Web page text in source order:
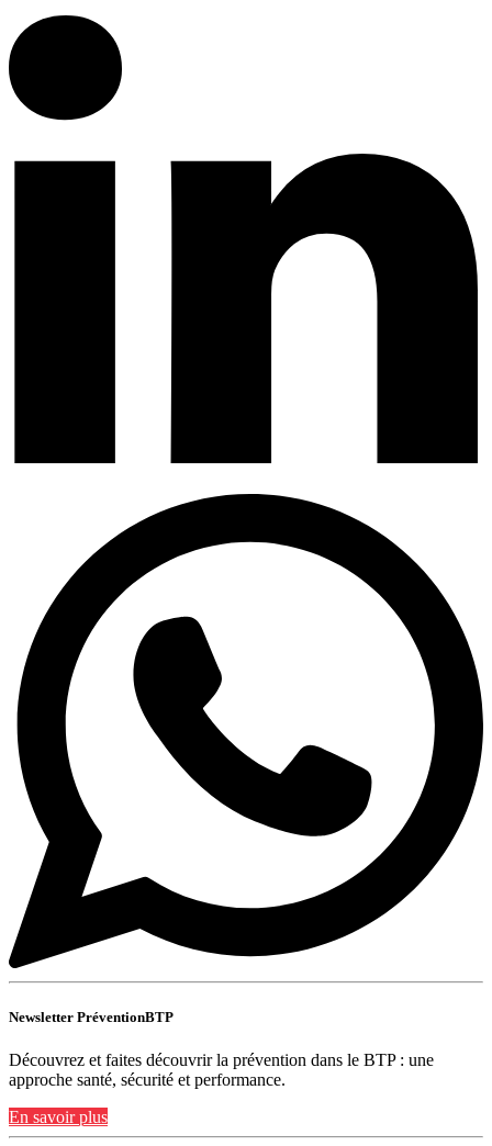
Newsletter PréventionBTP
Découvrez et faites découvrir la prévention dans le BTP : une
approche santé, sécurité et performance.
En savoir plus